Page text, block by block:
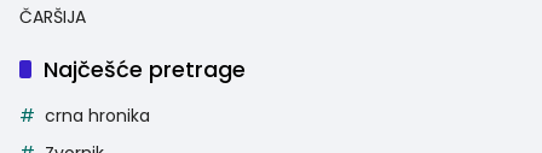
ČARŠIJA
Najčešće pretrage
crna hronika